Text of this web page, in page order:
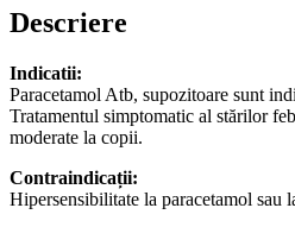
Descriere
Indicatii:
Paracetamol Atb, supozitoare sunt
Tratamentul simptomatic al stărilor
moderate la copii.
Contraindicații:
Hipersensibilitate la paracetamol sau